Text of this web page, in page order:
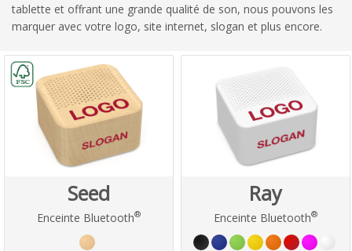
tablette et offrant une grande qualité de son, nous pouvons les
marquer avec votre logo, site internet, slogan et plus encore.
Seed
Enceinte Bluetooth®
Ray
Enceinte Bluetooth®